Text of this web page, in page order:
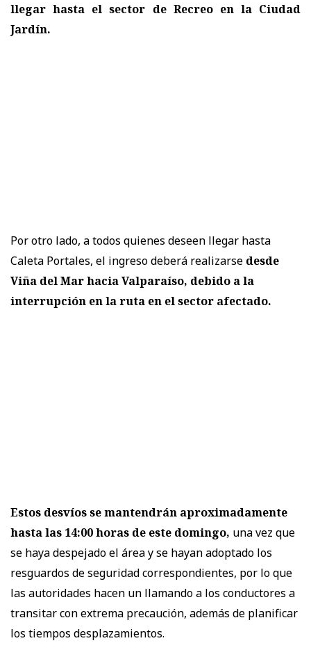
llegar hasta el sector de Recreo en la Ciudad
Jardín.
Por otro lado, a todos quienes deseen llegar hasta
Caleta Portales, el ingreso deberá realizarse desde
Viña del Mar hacia Valparaíso, debido a la
interrupción en la ruta en el sector afectado.
Estos desvíos se mantendrán aproximadamente
hasta las 14:00 horas de este domingo, una vez que
se haya despejado el área y se hayan adoptado los
resguardos de seguridad correspondientes, por lo que
las autoridades hacen un llamando a los conductores a
transitar con extrema precaución, además de planificar
los tiempos desplazamientos.